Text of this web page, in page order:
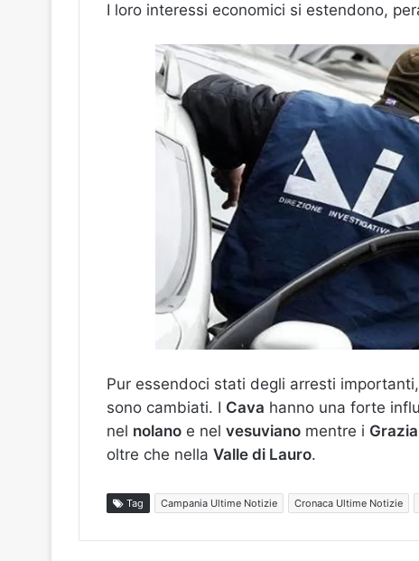
I loro interessi economici si estendono,
Pur essendoci stati degli arresti
sono cambiati. I Cava hanno una forte
nel nolano e nel vesuviano mentre i
oltre che nella Valle di Lauro.
Tag Campania Ultime Notizie Cronaca Ultime Notizie